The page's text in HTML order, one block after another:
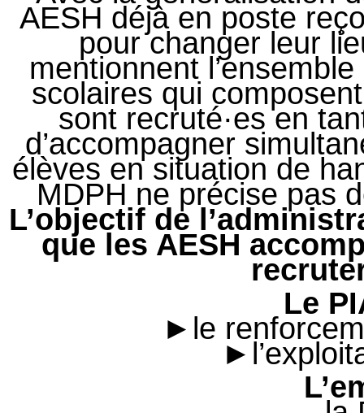
AESH déjà en poste
pour changer leur
mentionnent
scolaires qui
sont recruté·es en
d’accompagner
élèves en situation de
MDPH ne précise pas
L’objectif de
que les AESH
Le
►le